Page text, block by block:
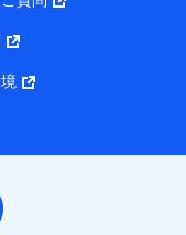
表取締役社長 吉
ご相談にあたっ
ス、電話番号、個